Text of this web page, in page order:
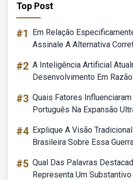
Top Post
#1
Em Relação
Assinale A Alternativa
#2 A Inteligência Artificial
Desenvolvimento Em Razão
#3 Quais Fatores
Português Na Expansão
#4 Explique A Visão
Brasileira Sobre Essa
#5 Qual Das Palavras
Representa Um